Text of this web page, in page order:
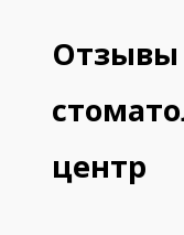
центр